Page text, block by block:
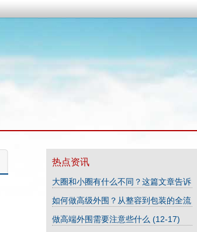
热点资讯
大圈和小圈有什么不同？这篇文章告诉
如何做高级外围？从整容到包装的全流
做高端外围需要注意些什么 (12-17)